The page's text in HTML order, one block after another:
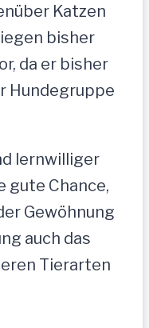
Katzen
bisher
da er bisher
Hundegruppe
lernwilliger
gute Chance,
Gewöhnung
auch das
Tierarten